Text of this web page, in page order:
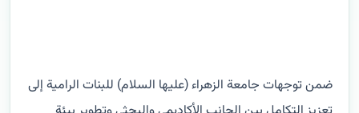
ضمن توجهات جامعة الزهراء (عليها السلام) للبنات الرامية إلى